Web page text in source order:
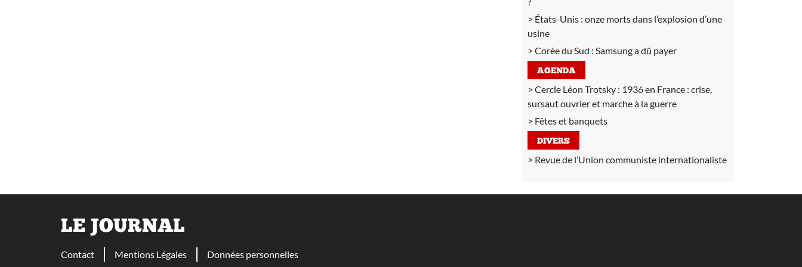
États-Unis : onze morts dans l’explosion d’une
usine
Corée du Sud : Samsung a dû payer
AGENDA
Cercle Léon Trotsky : 1936 en France : crise,
sursaut ouvrier et marche à la guerre
Fêtes et banquets
DIVERS
Revue de l’Union communiste internationaliste
LE JOURNAL
Contact Mentions Légales Données personnelles